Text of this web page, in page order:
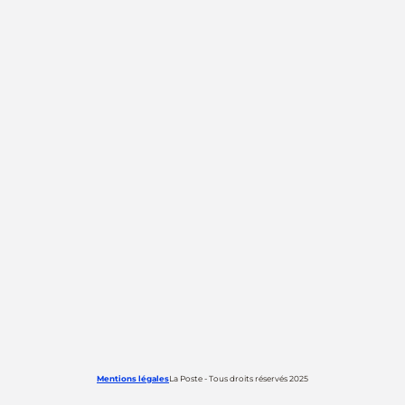
Mentions légalesLa Poste - Tous droits réservés 2025